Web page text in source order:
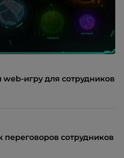
игру для сотрудников
сотрудников